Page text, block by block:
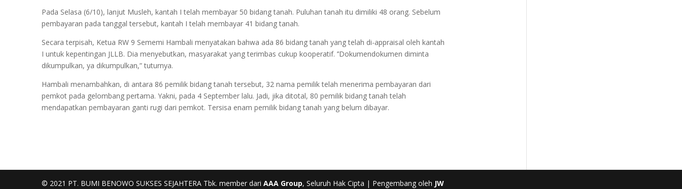
Pada Selasa (6/10), lanjut Musleh, kantah I telah membayar 50 bidang tanah. Puluhan tanah itu dimiliki 48 orang. Sebelum
pembayaran pada tanggal tersebut, kantah I telah membayar 41 bidang tanah.
Secara terpisah, Ketua RW 9 Sememi Hambali menyatakan bahwa ada 86 bidang tanah yang telah di-appraisal oleh kantah
I untuk kepentingan JLLB. Dia menyebutkan, masyarakat yang terimbas cukup kooperatif. ’’Dokumendokumen diminta
dikumpulkan, ya dikumpulkan,” tuturnya.
Hambali menambahkan, di antara 86 pemilik bidang tanah tersebut, 32 nama pemilik telah menerima pembayaran dari
pemkot pada gelombang pertama. Yakni, pada 4 September lalu. Jadi, jika ditotal, 80 pemilik bidang tanah telah
mendapatkan pembayaran ganti rugi dari pemkot. Tersisa enam pemilik bidang tanah yang belum dibayar.
© 2021 PT. BUMI BENOWO SUKSES SEJAHTERA Tbk. member dari AAA Group, Seluruh Hak Cipta | Pengembang oleh JW